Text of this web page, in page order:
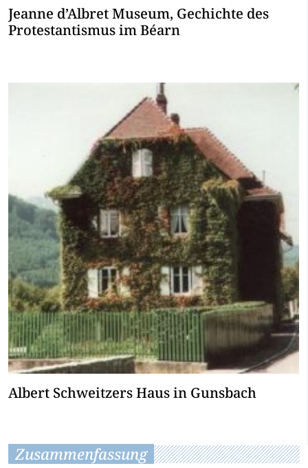
Jeanne d’Albret Museum, Gechichte des
Protestantismus im Béarn
Albert Schweitzers Haus in Gunsbach
Zusammenfassung